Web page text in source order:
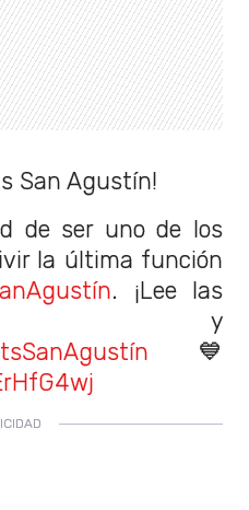
San Agustín!
de ser uno de los
la última función
. ¡Lee las
y
💙